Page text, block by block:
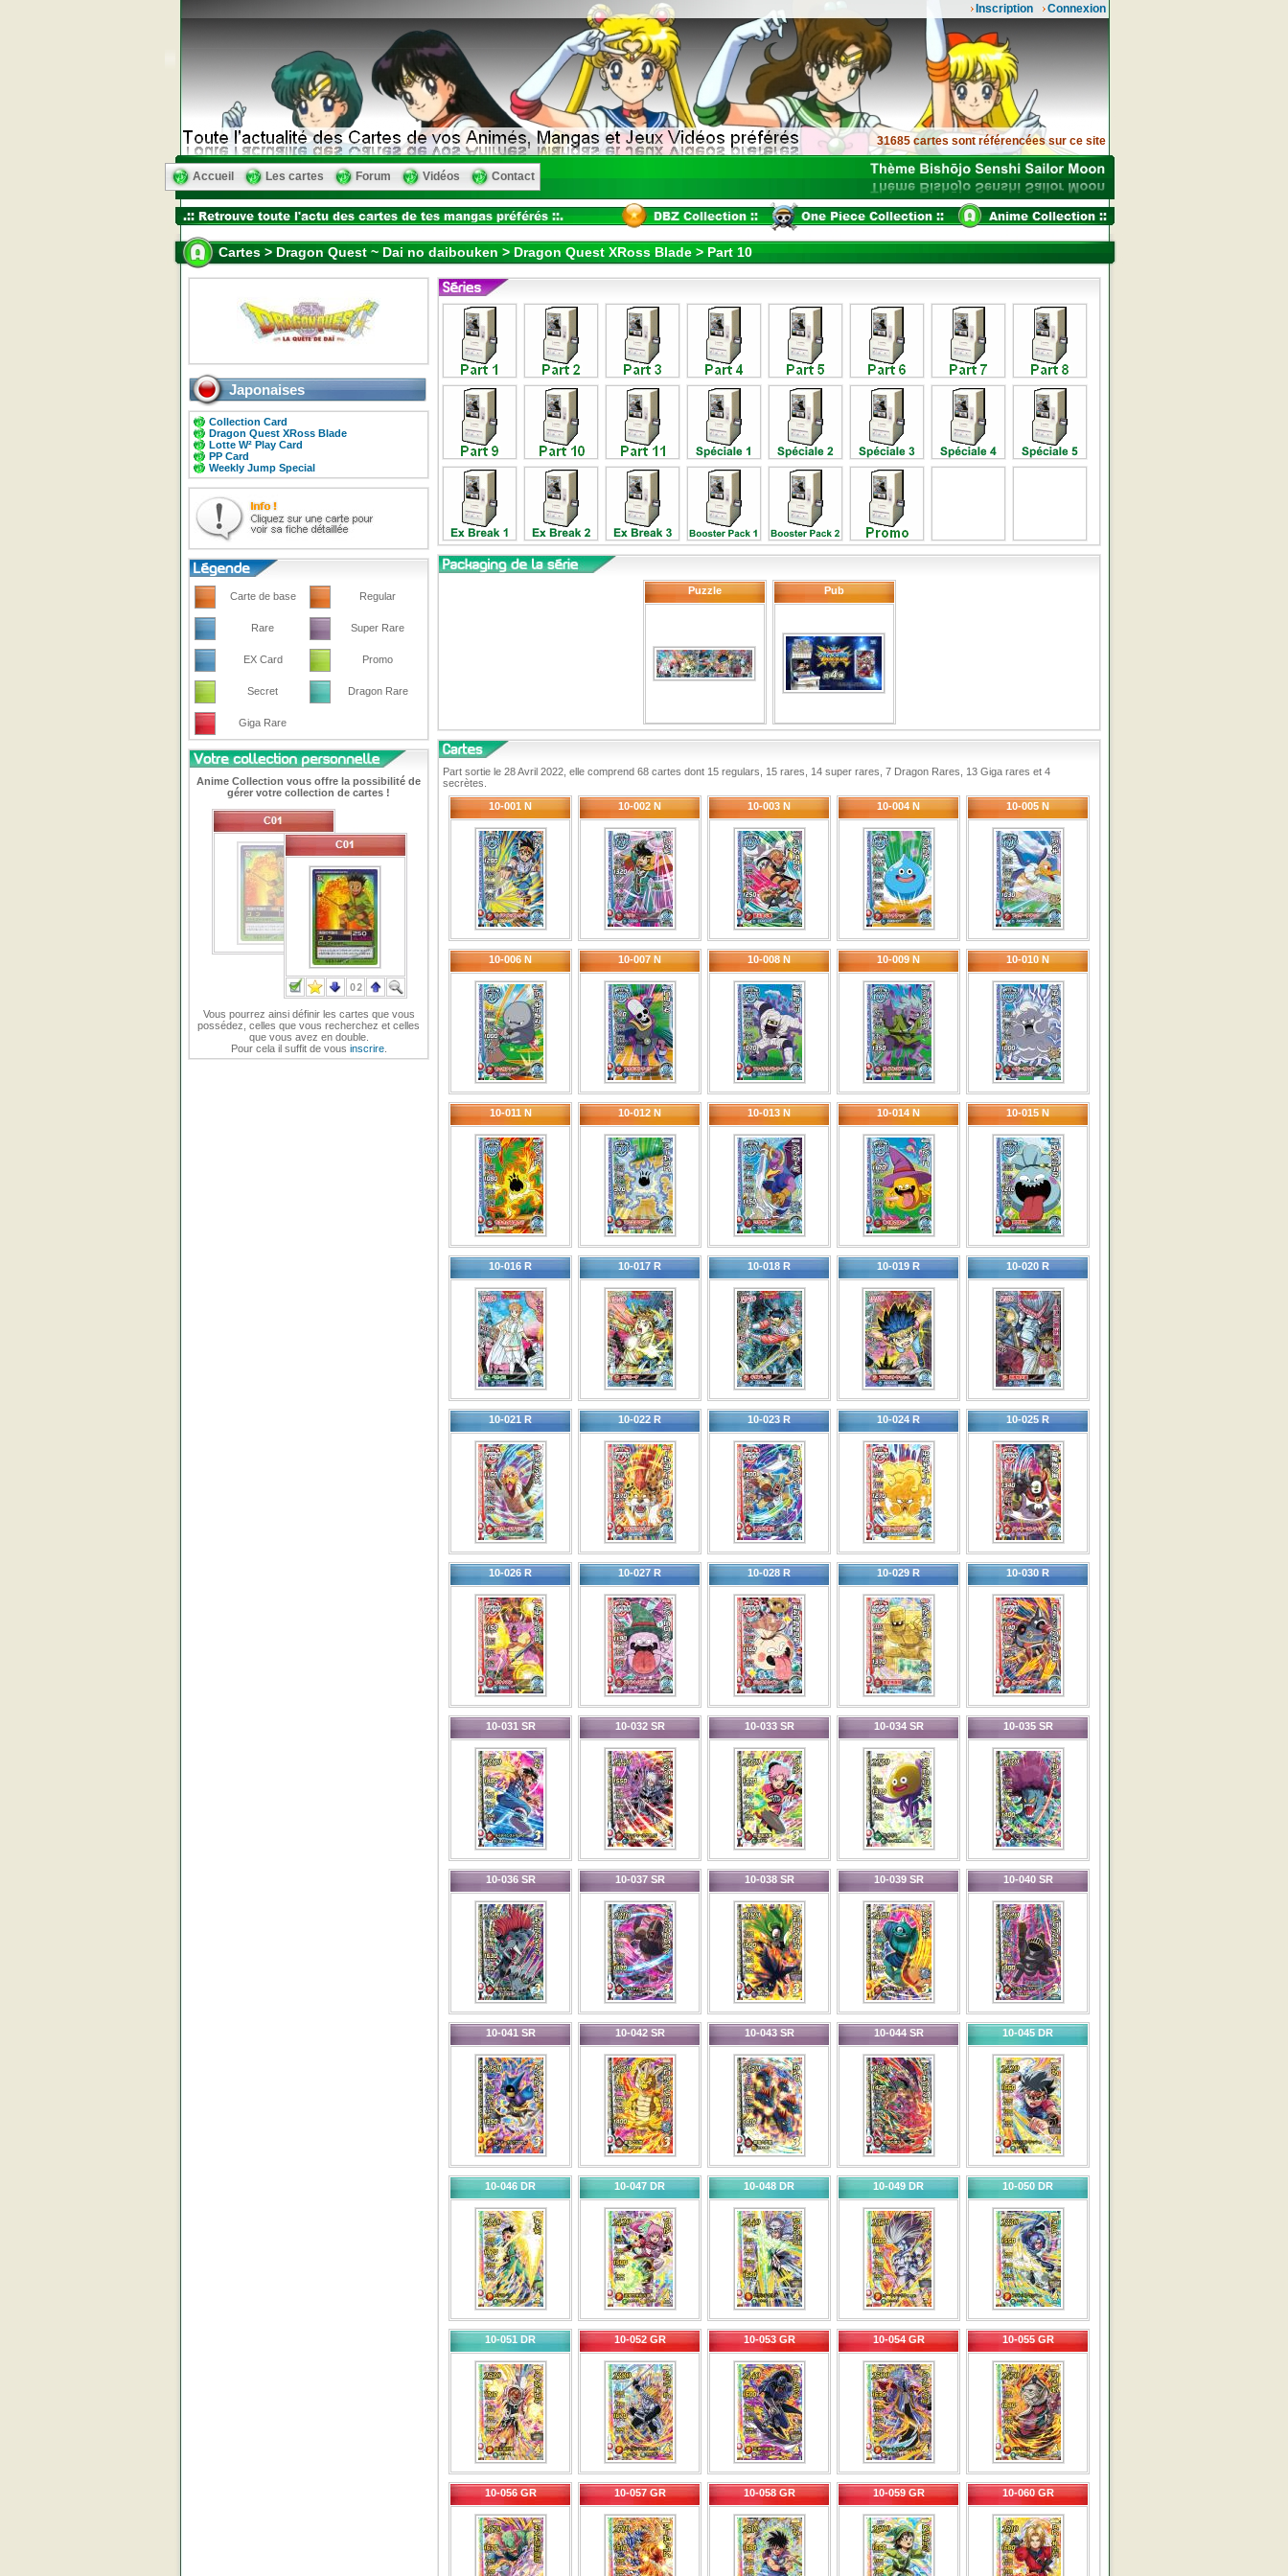
Connexion
Inscription
31685 cartes sont référencées sur ce site
Accueil Les cartes Forum Vidéos Contact
Cartes > Dragon Quest ~ Dai no daibouken > Dragon Quest XRoss Blade > Part 10
Japonaises
Collection Card
Dragon Quest XRoss Blade
Lotte W² Play Card
PP Card
Weekly Jump Special
Carte de base Regular
Rare Super Rare
EX Card Promo
Secret Dragon Rare
Giga Rare
Anime Collection vous offre la possibilité de
gérer votre collection de cartes !
Vous pourrez ainsi définir les cartes que vous
possédez, celles que vous recherchez et celles
que vous avez en double.
Pour cela il suffit de vous inscrire.
Puzzle Pub
Part sortie le 28 Avril 2022, elle comprend 68 cartes dont 15 regulars, 15 rares, 14 super rares, 7 Dragon Rares, 13 Giga rares et 4
secrètes.
10-001 N
10-002 N 10-003 N 10-004 N 10-005 N
10-006 N 10-007 N 10-008 N 10-009 N 10-010 N
10-011 N 10-012 N 10-013 N 10-014 N 10-015 N
10-016 R 10-017 R 10-018 R 10-019 R 10-020 R
10-021 R 10-022 R 10-023 R 10-024 R 10-025 R
10-026 R 10-027 R 10-028 R 10-029 R 10-030 R
10-031 SR 10-032 SR 10-033 SR 10-034 SR 10-035 SR
10-036 SR 10-037 SR 10-038 SR 10-039 SR 10-040 SR
10-041 SR 10-042 SR 10-043 SR 10-044 SR 10-045 DR
10-046 DR 10-047 DR 10-048 DR 10-049 DR 10-050 DR
10-051 DR 10-052 GR 10-053 GR 10-054 GR 10-055 GR
10-056 GR 10-057 GR 10-058 GR 10-059 GR 10-060 GR